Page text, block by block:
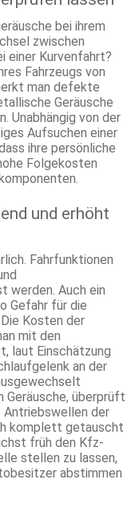
bei ihrem
zwischen
einer Kurvenfahrt?
Fahrzeugs von
man defekte
Geräusche
Unabhängig von der
Aufsuchen einer
ihre persönliche
Folgekosten
und erhöht
Fahrfunktionen
werden. Auch ein
Gefahr für die
Kosten der
mit den
laut Einschätzung
an der
Geräusche, überprüft
der
komplett getauscht
früh den Kfz-
stellen zu lassen,
abstimmen